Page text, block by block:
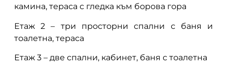
камина, тераса с гледка към борова гора
Етаж 2 – три просторни спални с баня и
тоалетна, тераса
Етаж 3 – две спални, кабинет, баня с тоалетна